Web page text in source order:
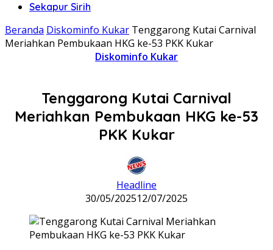
Sekapur Sirih
Beranda Diskominfo Kukar Tenggarong Kutai Carnival
Meriahkan Pembukaan HKG ke-53 PKK Kukar
Diskominfo Kukar
Tenggarong Kutai Carnival
Meriahkan Pembukaan HKG ke-53
PKK Kukar
Headline
30/05/202512/07/2025